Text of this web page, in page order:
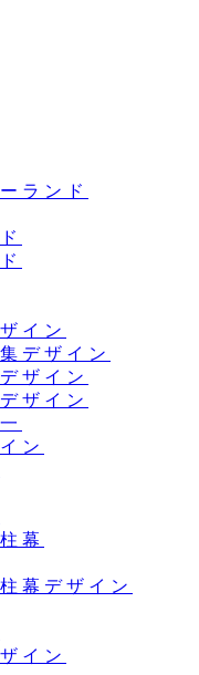
ランド
イン
デザイン
ザイン
ザイン
ン
幕
幕デザイン
イン